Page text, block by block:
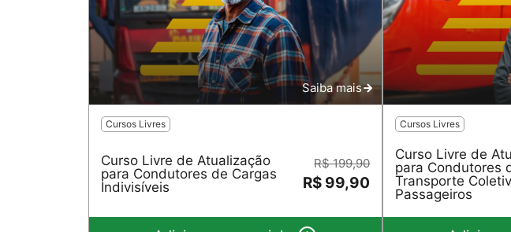
Saiba mais
Cursos Livres
Curso Livre de Atualização
para Condutores de Cargas
Indivisíveis
R$ 199,90
R$ 99,90
Cursos Livres
Curso Livre de
para Condutores
Transporte
Passageiros